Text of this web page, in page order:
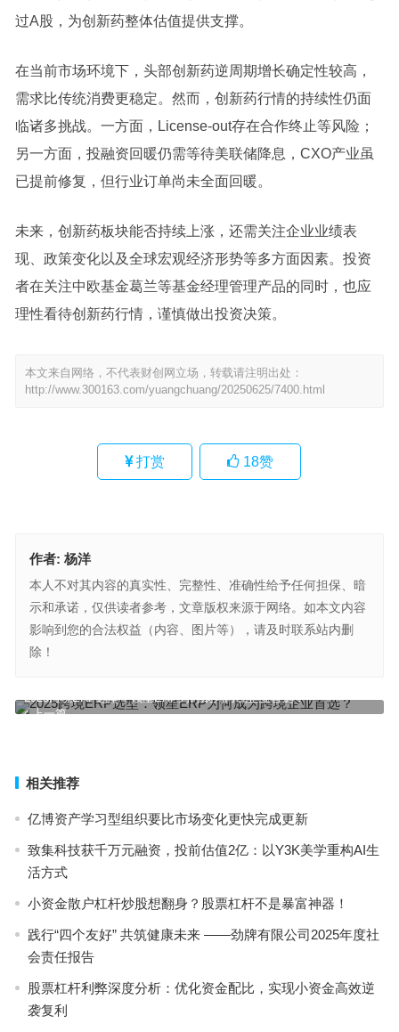
过A股，为创新药整体估值提供支撑。
在当前市场环境下，头部创新药逆周期增长确定性较高，
需求比传统消费更稳定。然而，创新药行情的持续性仍面
临诸多挑战。一方面，License-out存在合作终止等风险；
另一方面，投融资回暖仍需等待美联储降息，CXO产业虽
已提前修复，但行业订单尚未全面回暖。
未来，创新药板块能否持续上涨，还需关注企业业绩表
现、政策变化以及全球宏观经济形势等多方面因素。投资
者在关注中欧基金葛兰等基金经理管理产品的同时，也应
理性看待创新药行情，谨慎做出投资决策。
本文来自网络，不代表财创网立场，转载请注明出处：
http://www.300163.com/yuangchuang/20250625/7400.html
打赏 18赞
作者: 杨洋
本人不对其内容的真实性、完整性、准确性给予任何担保、暗
示和承诺，仅供读者参考，文章版权来源于网络。如本文内容
影响到您的合法权益（内容、图片等），请及时联系站内删
除！
上一篇
2025跨境ERP选型：领星ERP为何成为跨境企业首选？
富邦华一银行践行ESG:爱心助学筑梦未来,赋能社会可持续发展
相关推荐
亿博资产学习型组织要比市场变化更快完成更新
致集科技获千万元融资，投前估值2亿：以Y3K美学重构AI生
活方式
小资金散户杠杆炒股想翻身？股票杠杆不是暴富神器！
践行“四个友好” 共筑健康未来 ——劲牌有限公司2025年度社
会责任报告
股票杠杆利弊深度分析：优化资金配比，实现小资金高效逆
袭复利